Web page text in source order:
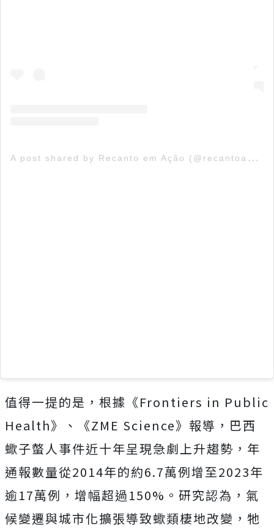
A
post shared by Recanto em Ação (@recantoacao)
值得一提的是，根據《Frontiers in Public
Health》、《ZME Science》報導，巴西
蠍子螫人事件近十年呈現急劇上升趨勢，年
通報數量從2014年的約6.7萬例增至2023年
逾17萬例，增幅超過150%。研究認為，氣
候變遷與城市化擴張導致蠍類棲地改變，牠